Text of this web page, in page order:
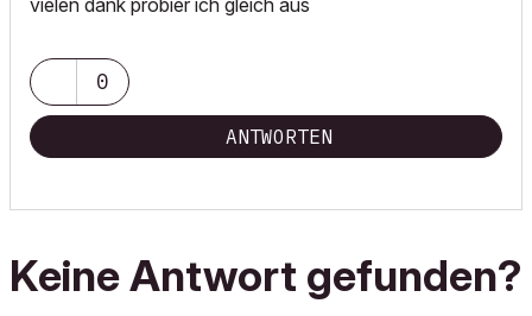
vielen dank probier ich gleich aus
0
ANTWORTEN
Keine Antwort gefunden?